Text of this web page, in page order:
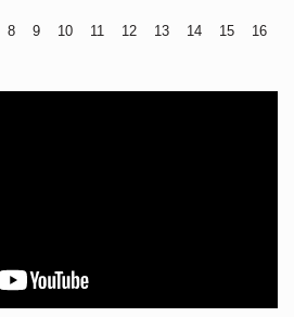
8 9 10 11 12 13 14 15
16